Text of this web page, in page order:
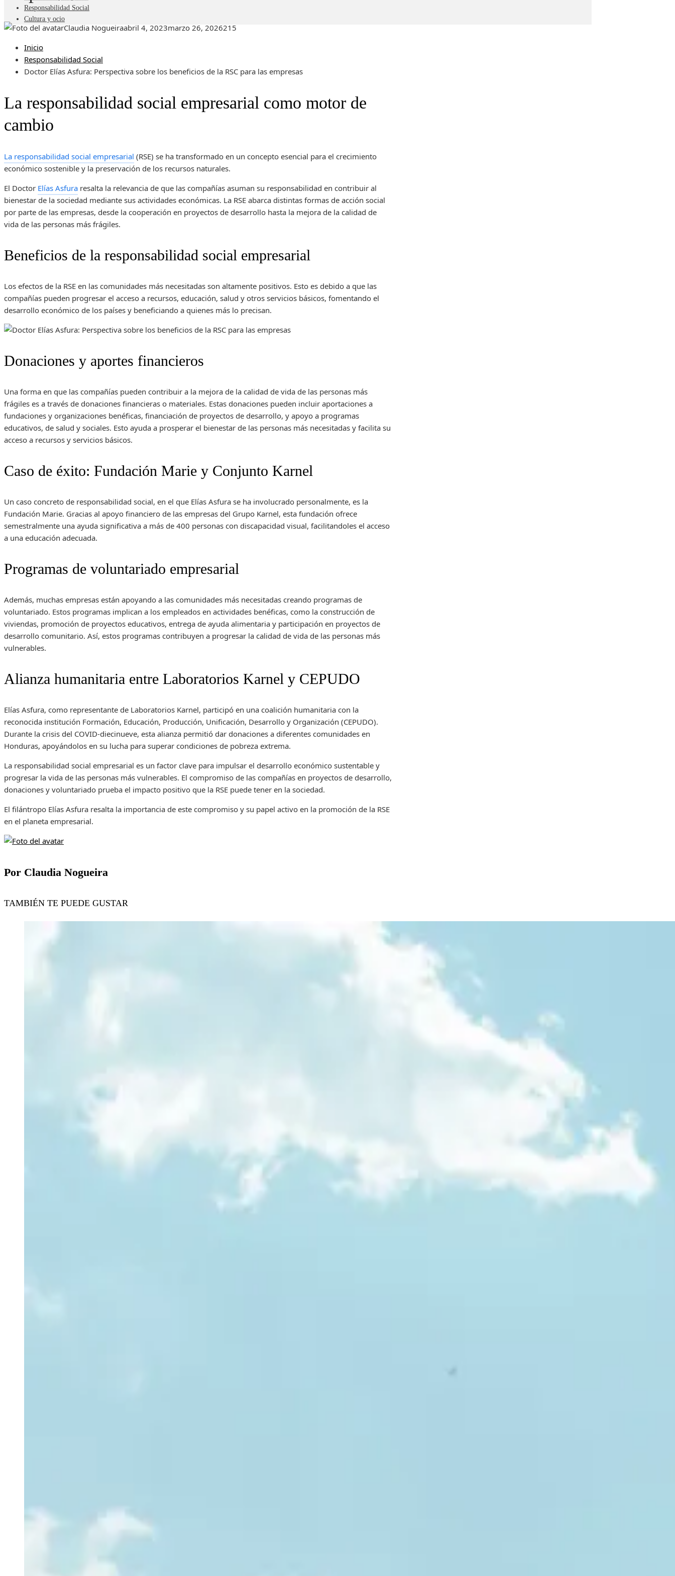
Responsabilidad Social
Cultura y ocio
Claudia Nogueiraabril 4, 2023marzo 26, 2026215
Inicio
Responsabilidad Social
Doctor Elías Asfura: Perspectiva sobre los beneficios de la RSC para las empresas
La responsabilidad social empresarial como motor de
cambio
La responsabilidad social empresarial (RSE) se ha transformado en un concepto esencial para el crecimiento
económico sostenible y la preservación de los recursos naturales.
El Doctor Elías Asfura resalta la relevancia de que las compañías asuman su responsabilidad en contribuir al
bienestar de la sociedad mediante sus actividades económicas. La RSE abarca distintas formas de acción social
por parte de las empresas, desde la cooperación en proyectos de desarrollo hasta la mejora de la calidad de
vida de las personas más frágiles.
Beneficios de la responsabilidad social empresarial
Los efectos de la RSE en las comunidades más necesitadas son altamente positivos. Esto es debido a que las
compañías pueden progresar el acceso a recursos, educación, salud y otros servicios básicos, fomentando el
desarrollo económico de los países y beneficiando a quienes más lo precisan.
Donaciones y aportes financieros
Una forma en que las compañías pueden contribuir a la mejora de la calidad de vida de las personas más
frágiles es a través de donaciones financieras o materiales. Estas donaciones pueden incluir aportaciones a
fundaciones y organizaciones benéficas, financiación de proyectos de desarrollo, y apoyo a programas
educativos, de salud y sociales. Esto ayuda a prosperar el bienestar de las personas más necesitadas y facilita su
acceso a recursos y servicios básicos.
Caso de éxito: Fundación Marie y Conjunto Karnel
Un caso concreto de responsabilidad social, en el que Elías Asfura se ha involucrado personalmente, es la
Fundación Marie. Gracias al apoyo financiero de las empresas del Grupo Karnel, esta fundación ofrece
semestralmente una ayuda significativa a más de 400 personas con discapacidad visual, facilitandoles el acceso
a una educación adecuada.
Programas de voluntariado empresarial
Además, muchas empresas están apoyando a las comunidades más necesitadas creando programas de
voluntariado. Estos programas implican a los empleados en actividades benéficas, como la construcción de
viviendas, promoción de proyectos educativos, entrega de ayuda alimentaria y participación en proyectos de
desarrollo comunitario. Así, estos programas contribuyen a progresar la calidad de vida de las personas más
vulnerables.
Alianza humanitaria entre Laboratorios Karnel y CEPUDO
Elías Asfura, como representante de Laboratorios Karnel, participó en una coalición humanitaria con la
reconocida institución Formación, Educación, Producción, Unificación, Desarrollo y Organización (CEPUDO).
Durante la crisis del COVID-diecinueve, esta alianza permitió dar donaciones a diferentes comunidades en
Honduras, apoyándolos en su lucha para superar condiciones de pobreza extrema.
La responsabilidad social empresarial es un factor clave para impulsar el desarrollo económico sustentable y
progresar la vida de las personas más vulnerables. El compromiso de las compañías en proyectos de desarrollo,
donaciones y voluntariado prueba el impacto positivo que la RSE puede tener en la sociedad.
El filántropo Elías Asfura resalta la importancia de este compromiso y su papel activo en la promoción de la RSE
en el planeta empresarial.
Por Claudia Nogueira
TAMBIÉN TE PUEDE GUSTAR